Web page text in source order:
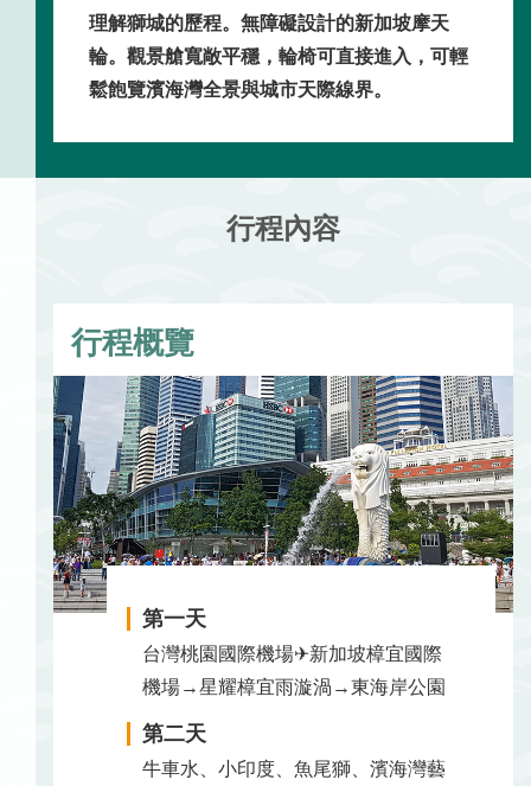
理解獅城的歷程。無障礙設計的新加坡摩天
輪。觀景艙寬敞平穩，輪椅可直接進入，可輕
鬆飽覽濱海灣全景與城市天際線界。
行程內容
行程概覽
第一天
台灣桃園國際機場✈新加坡樟宜國際
機場→星耀樟宜雨漩渦→東海岸公園
第二天
牛車水、小印度、魚尾獅、濱海灣藝